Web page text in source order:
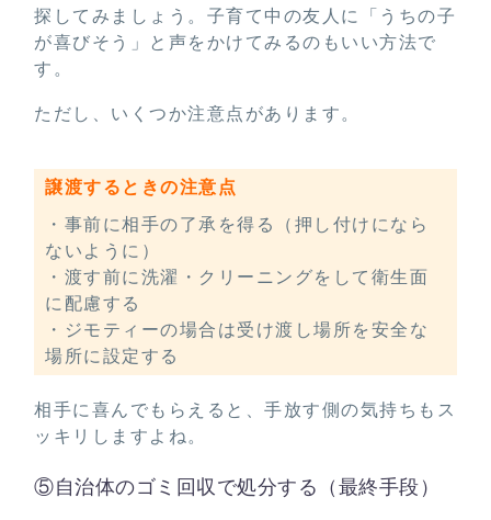
探してみましょう。子育て中の友人に「うちの子
が喜びそう」と声をかけてみるのもいい方法で
す。
ただし、いくつか注意点があります。
譲渡するときの注意点
・事前に相手の了承を得る（押し付けになら
ないように）
・渡す前に洗濯・クリーニングをして衛生面
に配慮する
・ジモティーの場合は受け渡し場所を安全な
場所に設定する
相手に喜んでもらえると、手放す側の気持ちもス
ッキリしますよね。
⑤自治体のゴミ回収で処分する（最終手段）